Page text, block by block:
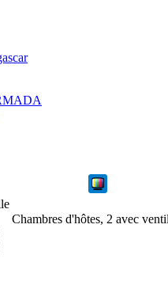
Chambres d'hôtes, 2 avec